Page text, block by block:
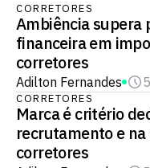
CORRETORES
Ambiência supera
financeira em
corretores
Adilton Fernandes
CORRETORES
Marca é critério
recrutamento e
corretores